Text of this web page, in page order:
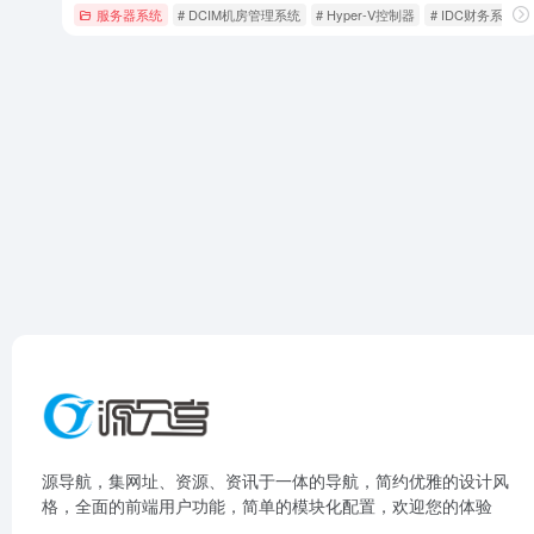
服务器系统 # DCIM机房管理系统 # Hyper-V控制器 # IDC财务系统
源导航，集网址、资源、资讯于一体的导航，简约优雅的设计风
格，全面的前端用户功能，简单的模块化配置，欢迎您的体验